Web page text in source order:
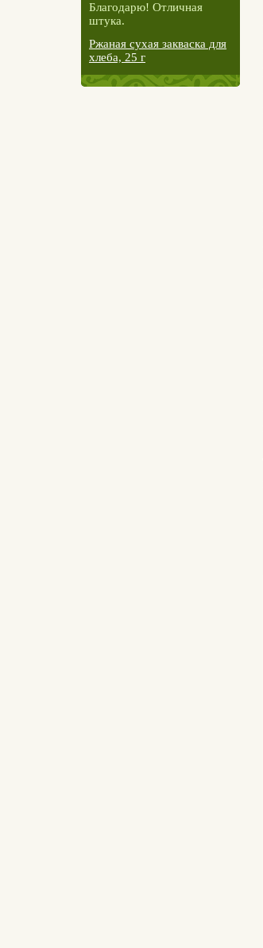
Благодарю! Отличная
штука.
Ржаная сухая закваска для
хлеба, 25 г